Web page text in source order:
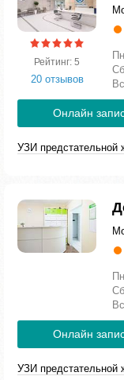
Рейтинг: 5
20 отзывов
Онлайн
УЗИ предстательной
Онлайн
УЗИ предстательной